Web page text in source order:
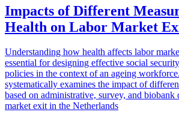
Impacts of Different
Health on Labor Market
Understanding how health affects labor
essential for designing effective social
policies in the context of an ageing
systematically examines the impact of
based on administrative, survey, and biobank
market exit in the Netherlands